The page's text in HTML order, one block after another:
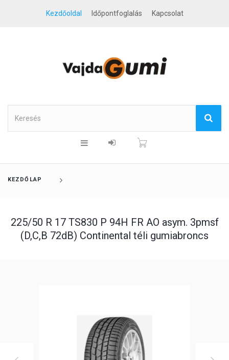
Kezdőoldal Időpontfoglalás Kapcsolat
KEZDŐLAP
225/50 R 17 TS830 P 94H FR AO asym. 3pmsf
(D,C,B 72dB) Continental téli gumiabroncs